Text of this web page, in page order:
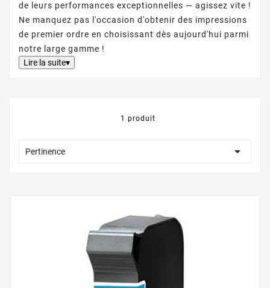
de leurs performances exceptionnelles — agissez vite !
Ne manquez pas l'occasion d'obtenir des impressions
de premier ordre en choisissant dès aujourd'hui parmi
notre large gamme !
Lire la suite▾
1 produit
Pertinence 